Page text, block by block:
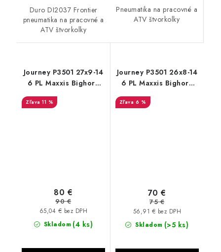
Duro DI2037 Frontier
pneumatika na pracovné a
ATV štvorkolky
Pneumatika na pracovné a
ATV štvorkolky
Journey P3501 27x9-14
6 PL Maxxis Bighorn
dezén
11 %
Skladom (4 ks)
65,04 € bez DPH
80 €
90 €
Journey P3501 26x8-14
6 PL Maxxis Bighorn
dezén
6 %
Skladom (>5 ks)
56,91 € bez DPH
70 €
75 €